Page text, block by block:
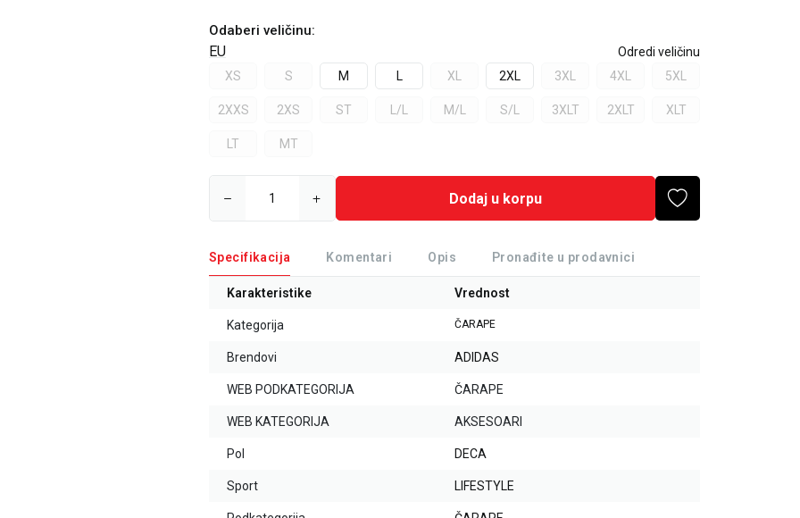
Odaberi veličinu:
EU
Odredi veličinu
XS
S M L XL 2XL 3XL 4XL 5XL
2XXS 2XS ST L/L M/L S/L 3XLT 2XLT XLT
LT MT
Dodaj u korpu
Specifikacija Komentari Opis Pronađite u prodavnici
Karakteristike Vrednost
Kategorija ČARAPE
Brendovi ADIDAS
WEB PODKATEGORIJA ČARAPE
WEB KATEGORIJA AKSESOARI
Pol DECA
Sport LIFESTYLE